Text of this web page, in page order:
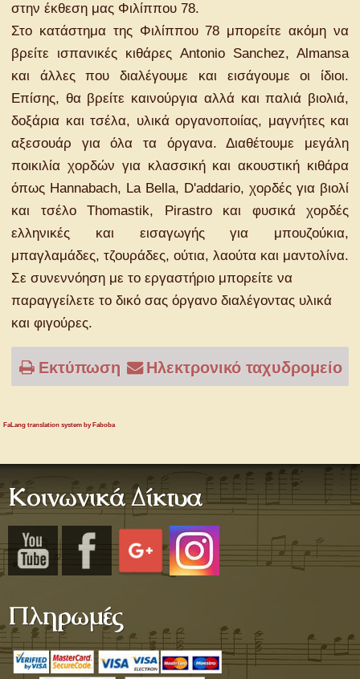
στην έκθεση μας Φιλίππου 78.
Στο κατάστημα της Φιλίππου 78 μπορείτε ακόμη να
βρείτε ισπανικές κιθάρες Antonio Sanchez, Almansa
και άλλες που διαλέγουμε και εισάγουμε οι ίδιοι.
Επίσης, θα βρείτε καινούργια αλλά και παλιά βιολιά,
δοξάρια και τσέλα, υλικά οργανοποιίας, μαγνήτες και
αξεσουάρ για όλα τα όργανα. Διαθέτουμε μεγάλη
ποικιλία χορδών για κλασσική και ακουστική κιθάρα
όπως Hannabach, La Bella, D'addario, χορδές για βιολί
και τσέλο Thomastik, Pirastro και φυσικά χορδές
ελληνικές και εισαγωγής για μπουζούκια,
μπαγλαμάδες, τζουράδες, ούτια, λαούτα και μαντολίνα.
Σε συνεννόηση με το εργαστήριο μπορείτε να
παραγγείλετε το δικό σας όργανο διαλέγοντας υλικά
και φιγούρες.
Εκτύπωση Ηλεκτρονικό ταχυδρομείο
FaLang translation system by Faboba
Κοινωνικά Δίκτυα
Πληρωμές